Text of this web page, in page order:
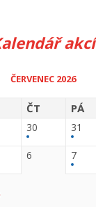
akcí
ČERVENEC 2026
ČT PÁ
30 31
6 7